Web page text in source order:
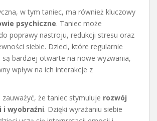
w tym taniec, ma również kluczowy
psychiczne. Taniec może
poprawy nastroju, redukcji stresu oraz
siebie. Dzieci, które regularnie
bardziej otwarte na nowe wyzwania,
wpływ na ich interakcje z
że taniec stymuluje rozwój
i wyobraźni. Dzięki wyrażaniu siebie